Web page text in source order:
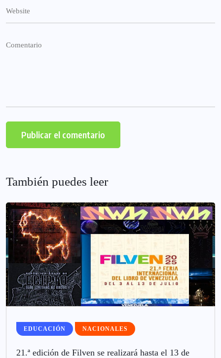
También puedes leer
EDUCACIÓN NACIONALES
21.ª edición de Filven se realizará hasta el 13 de